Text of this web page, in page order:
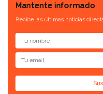
Mantente informado
Recibe las últimas noticias